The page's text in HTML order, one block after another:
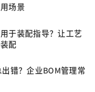
场景
于装配指导？让工艺
配
错？企业BOM管理常